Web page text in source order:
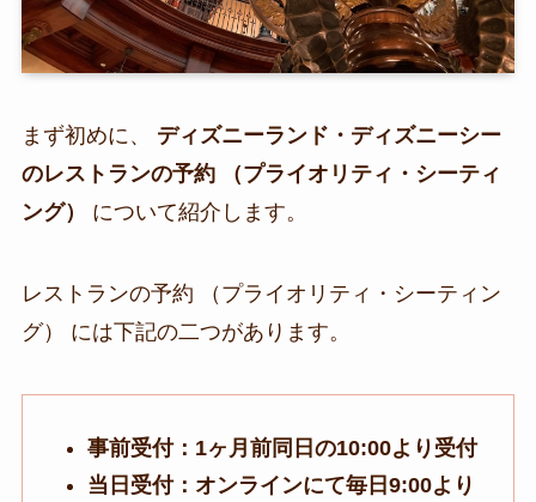
まず初めに、 ディズニーランド・ディズニーシー
のレストランの予約 （プライオリティ・シーティ
ング）
について紹介します。
レストランの予約 （プライオリティ・シーティン
グ） には下記の二つがあります。
事前受付：1ヶ月前同日の10:00より受付
当日受付：オンラインにて毎日9:00より